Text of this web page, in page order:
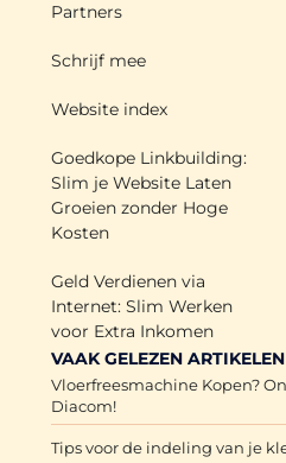
Partners
Schrijf mee
Website index
Goedkope Linkbuilding:
Slim je Website Laten
Groeien zonder Hoge
Kosten
Geld Verdienen via
Internet: Slim Werken
voor Extra Inkomen
VAAK GELEZEN ARTIKELEN
Vloerfreesmachine Kopen?
Diacom!
Tips voor de indeling van je